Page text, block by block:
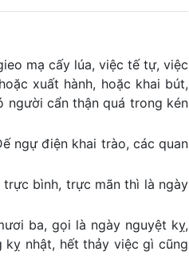
mạ cấy lúa, việc tế tự, việc
xuất hành, hoặc khai bút,
người cẩn thận quá trong kén
ngự điện khai trào, các quan
bình, trực mãn thì là ngày
ba, gọi là ngày nguyệt kỵ,
kỵ nhật, hết thảy việc gì cũng